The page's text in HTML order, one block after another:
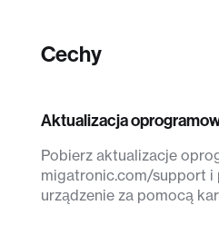
Cechy
Aktualizacja
Pobierz aktualizacje
migatronic.com/support i
urządzenie za pomocą